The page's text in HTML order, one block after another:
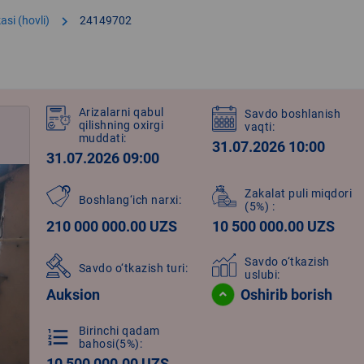
(hovli) chevron_right 24149702
Arizalarni qabul
qilishning oxirgi
muddati:
31.07.2026 09:00
Savdo boshlanish
vaqti:
31.07.2026 10:00
Boshlang‘ich narxi:
210 000 000.00 UZS
Zakalat puli miqdori
(5%) :
10 500 000.00 UZS
Savdo o‘tkazish turi:
Auksion
Savdo o‘tkazish
uslubi:
Oshirib borish
format_list_numbered
Birinchi qadam
bahosi(5%):